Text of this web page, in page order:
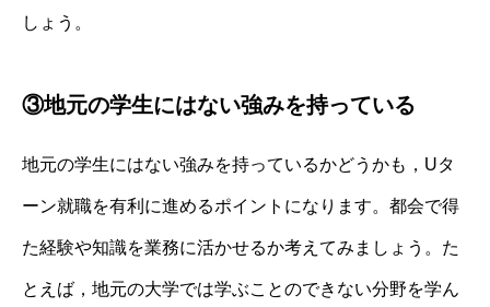
しょう。
③地元の学生にはない強みを持っている
地元の学生にはない強みを持っているかどうかも，Uタ
ーン就職を有利に進めるポイントになります。都会で得
た経験や知識を業務に活かせるか考えてみましょう。た
とえば，地元の大学では学ぶことのできない分野を学ん